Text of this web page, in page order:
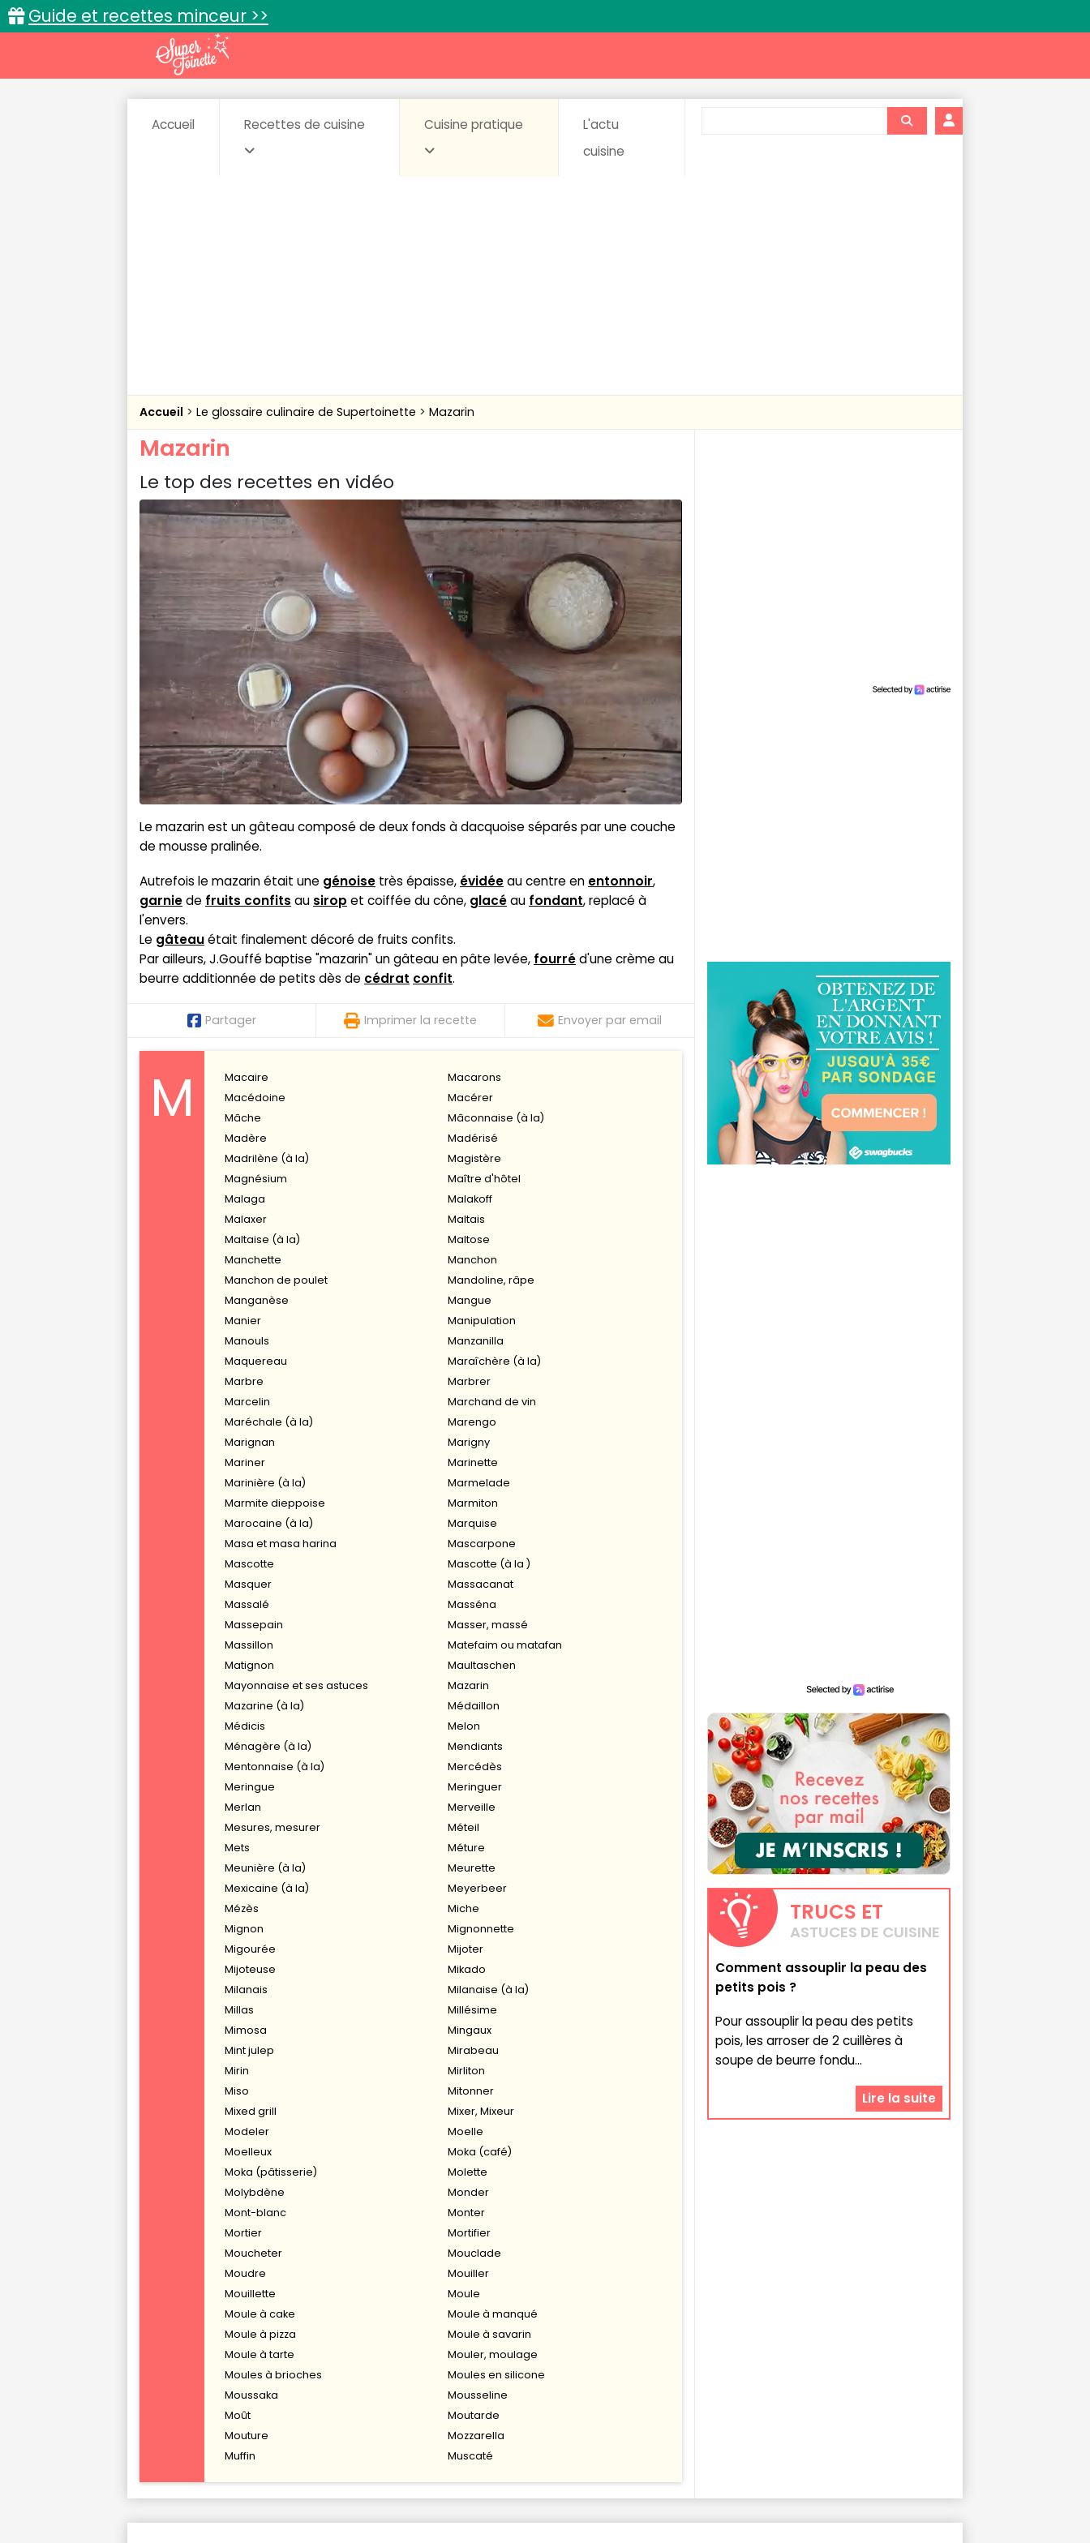
Guide et recettes minceur >>
Accueil Recettes de cuisine Cuisine pratique
L'actu
cuisine
Accueil Le glossaire culinaire de Supertoinette Mazarin
Mazarin
Le top des recettes en vidéo
Le mazarin est un gâteau composé de deux fonds à dacquoise séparés par une couche
de mousse pralinée.
Autrefois le mazarin était une génoise très épaisse, évidéeau centre en entonnoir,
garniede fruits confits ausirop et coiffée du cône, glacéau fondant, replacé à
l'envers.
Le gâteauétait finalement décoré de fruits confits.
Par ailleurs, J.Gouffé baptise "mazarin" un gâteau en pâte levée, fourréd'une crème au
beurre additionnée de petits dès de cédrat confit.
Partager Imprimer la recette Envoyer par email
M Macaire
Macarons
Macédoine
Macérer
Mâche
Mâconnaise (à la)
Madère
Madérisé
Madrilène (à la)
Magistère
Magnésium
Maître d'hôtel
Malaga
Malakoff
Malaxer
Maltais
Maltaise (à la)
Maltose
Manchette
Manchon
Manchon de poulet
Mandoline, râpe
Manganèse
Mangue
Manier
Manipulation
Manouls
Manzanilla
Maquereau
Maraîchère (à la)
Marbre
Marbrer
Marcelin
Marchand de vin
Maréchale (à la)
Marengo
Marignan
Marigny
Mariner
Marinette
Marinière (à la)
Marmelade
Marmite dieppoise
Marmiton
Marocaine (à la)
Marquise
Masa et masa harina
Mascarpone
Mascotte
Mascotte (à la )
Masquer
Massacanat
Massalé
Masséna
Massepain
Masser, massé
Massillon
Matefaim ou matafan
Matignon
Maultaschen
Mayonnaise et ses astuces
Mazarin
Mazarine (à la)
Médaillon
Médicis
Melon
Ménagère (à la)
Mendiants
Mentonnaise (à la)
Mercédès
Meringue
Meringuer
Merlan
Merveille
Mesures, mesurer
Méteil
Mets
Méture
Meunière (à la)
Meurette
Mexicaine (à la)
Meyerbeer
Mézès
Miche
Mignon
Mignonnette
Migourée
Mijoter
Mijoteuse
Mikado
Milanais
Milanaise (à la)
Millas
Millésime
Mimosa
Mingaux
Mint julep
Mirabeau
Mirin
Mirliton
Miso
Mitonner
Mixed grill
Mixer, Mixeur
Modeler
Moelle
Moelleux
Moka (café)
Moka (pâtisserie)
Molette
Molybdène
Monder
Mont-blanc
Monter
Mortier
Mortifier
Moucheter
Mouclade
Moudre
Mouiller
Mouillette
Moule
Moule à cake
Moule à manqué
Moule à pizza
Moule à savarin
Moule à tarte
Mouler, moulage
Moules à brioches
Moules en silicone
Moussaka
Mousseline
Moût
Moutarde
Mouture
Mozzarella
Muffin
Muscaté
TRUCS ET
ASTUCES DE CUISINE
Comment assouplir la peau des
petits pois ?
Pour assouplir la peau des petits
pois, les arroser de 2 cuillères à
soupe de beurre fondu...
Lire la suite